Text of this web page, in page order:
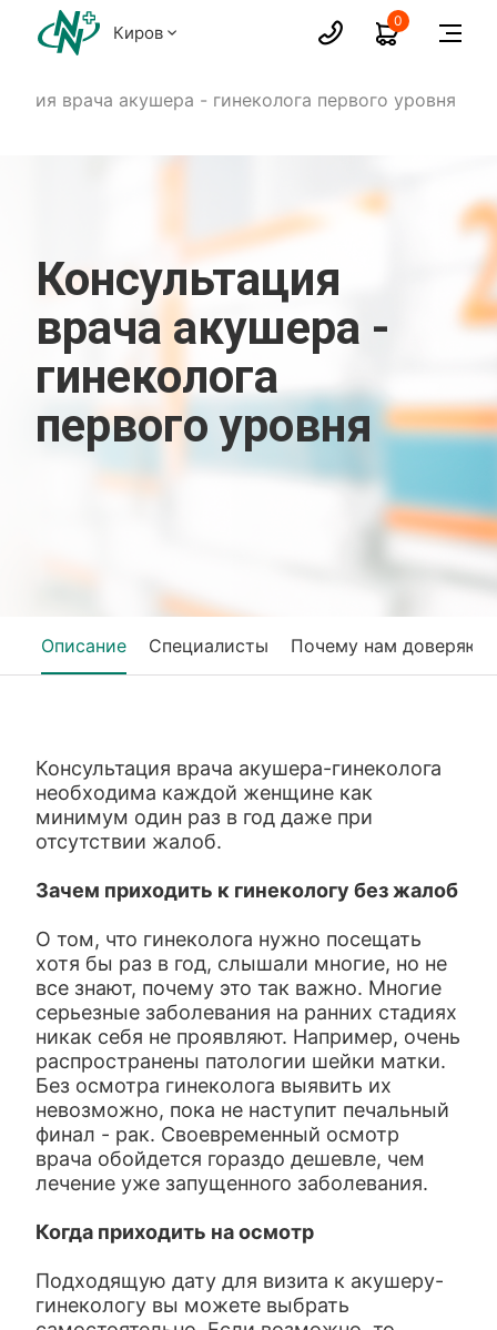
Киров
0
врача акушера - гинеколога первого уровня
Консультация
врача акушера -
гинеколога
первого уровня
Описание Специалисты Почему нам доверяют
Консультация врача акушера-гинеколога
необходима каждой женщине как
минимум один раз в год даже при
отсутствии жалоб.
Зачем приходить к гинекологу без жалоб
О том, что гинеколога нужно посещать
хотя бы раз в год, слышали многие, но не
все знают, почему это так важно. Многие
серьезные заболевания на ранних стадиях
никак себя не проявляют. Например, очень
распространены патологии шейки матки.
Без осмотра гинеколога выявить их
невозможно, пока не наступит печальный
финал - рак. Своевременный осмотр
врача обойдется гораздо дешевле, чем
лечение уже запущенного заболевания.
Когда приходить на осмотр
Подходящую дату для визита к акушеру-
гинекологу вы можете выбрать